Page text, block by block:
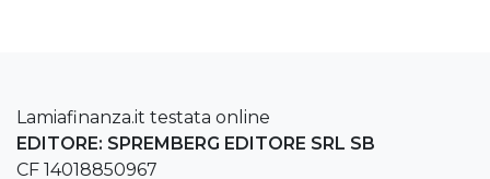
Lamiafinanza.it testata online
EDITORE: SPREMBERG EDITORE SRL SB
CF 14018850967